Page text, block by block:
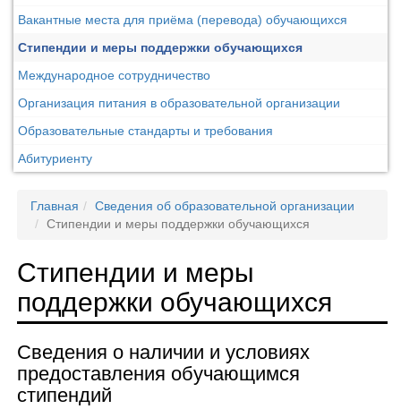
Вакантные места для приёма (перевода) обучающихся
Стипендии и меры поддержки обучающихся
Международное сотрудничество
Организация питания в образовательной организации
Образовательные стандарты и требования
Абитуриенту
Главная
Сведения об образовательной организации
Стипендии и меры поддержки обучающихся
Стипендии и меры
поддержки обучающихся
Сведения о наличии и условиях
предоставления обучающимся
стипендий